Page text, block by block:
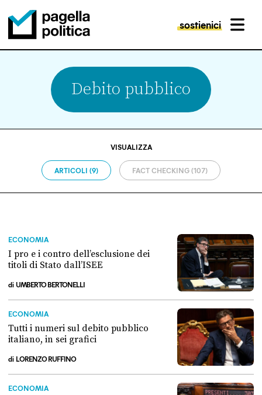
Pagella Politica Logo
sostienici MENU
Debito pubblico
VISUALIZZA
ARTICOLI (9) FACT CHECKING (107)
ECONOMIA
I pro e i contro dell’esclusione dei
titoli di Stato dall’ISEE
diUMBERTO BERTONELLI
ECONOMIA
Tutti i numeri sul debito pubblico
italiano, in sei grafici
di LORENZO RUFFINO
ECONOMIA